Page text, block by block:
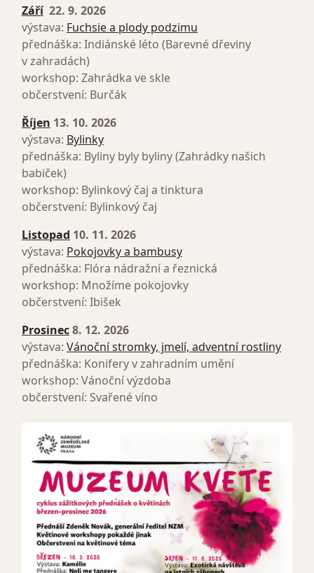
Září22. 9. 2026
výstava: Fuchsie a plody podzimu
přednáška: Indiánské léto (Barevné dřeviny
v zahradách)
workshop: Zahrádka ve skle
občerstvení: Burčák
Říjen 13. 10. 2026
výstava: Bylinky
přednáška: Byliny byly byliny (Zahrádky našich
babiček)
workshop: Bylinkový čaj a tinktura
občerstvení: Bylinkový čaj
Listopad 10. 11. 2026
výstava: Pokojovky a bambusy
přednáška: Flóra nádražní a řeznická
workshop: Množíme pokojovky
občerstvení: Ibišek
Prosinec8. 12. 2026
výstava: Vánoční stromky, jmelí, adventní rostliny
přednáška: Konifery v zahradním umění
workshop: Vánoční výzdoba
občerstvení: Svařené víno